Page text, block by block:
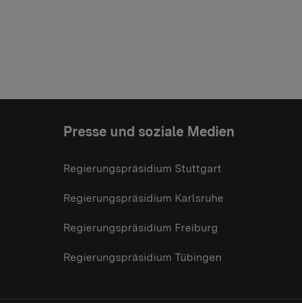
Presse und soziale Medien
Regierungspräsidium Stuttgart
Regierungspräsidium Karlsruhe
Regierungspräsidium Freiburg
Regierungspräsidium Tübingen